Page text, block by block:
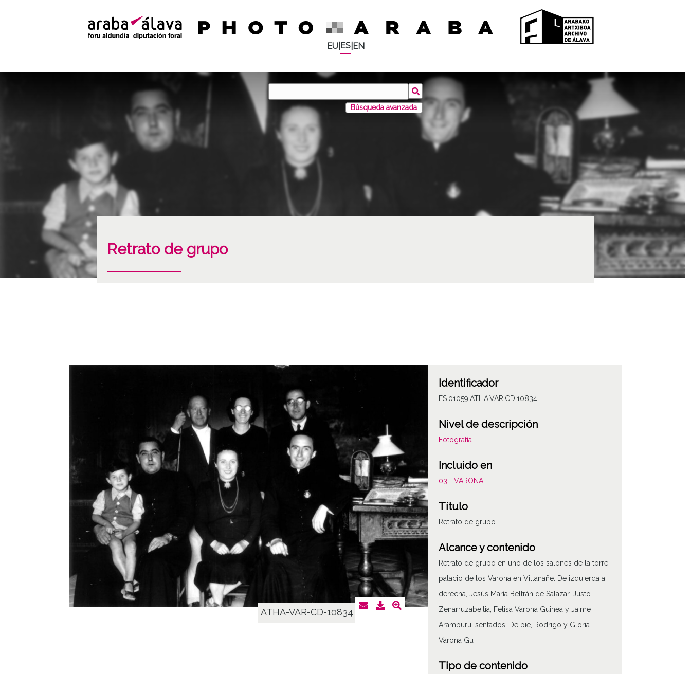
EU| ES| EN
Búsqueda avanzada
Retrato de grupo
ATHA-VAR-CD-10834
Identificador
ES.01059.ATHA.VAR.CD.10834
Nivel de descripción
Fotografía
Incluido en
03.- VARONA
Título
Retrato de grupo
Alcance y contenido
Retrato de grupo en uno de los salones de la torre
palacio de los Varona en Villanañe. De izquierda a
derecha, Jesús María Beltrán de Salazar, Justo
Zenarruzabeitia, Felisa Varona Guinea y Jaime
Aramburu, sentados. De pie, Rodrigo y Gloria
Varona Gu
Tipo de contenido